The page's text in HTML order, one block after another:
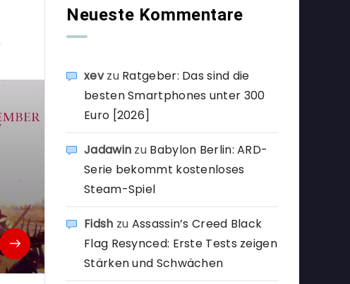
Neueste Kommentare
xevzu Ratgeber: Das sind die
besten Smartphones unter 300
Euro [2026]
Jadawin zu Babylon Berlin: ARD-
Serie bekommt kostenloses
Steam-Spiel
Fidsh zu Assassin’s Creed Black
Flag Resynced: Erste Tests zeigen
Stärken und Schwächen